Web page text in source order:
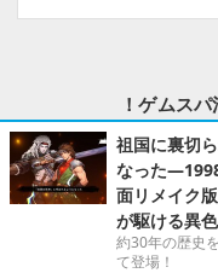
！ゲムス
祖国に裏切
なった
面リメイク
が駆ける異
約30年の歴史
て登場！